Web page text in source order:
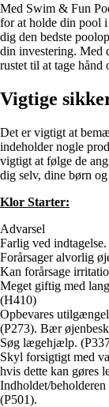
Med Swim & Fun
for at holde din pool
dig den bedste
din investering. Med
rustet til at tage hånd
Vigtige
Det er vigtigt at
indeholder nogle
vigtigt at følge de
dig selv, dine børn
Klor Starter:
Advarsel
Farlig ved
Forårsager alvorlig
Kan forårsage
Meget giftig med
(H410)
Opbevares
(P273). Bær
Søg lægehjælp.
Skyl forsigtigt med
hvis dette kan gøres
Indholdet/
(P501).